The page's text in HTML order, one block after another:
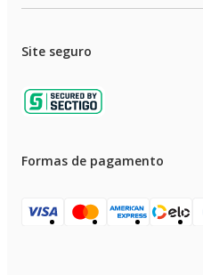
Site seguro
Formas de pagamento